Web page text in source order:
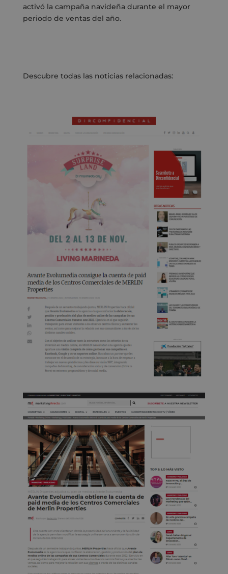
activó la campaña navideña durante el mayor
periodo de ventas del año.
Descubre todas las noticias relacionadas: